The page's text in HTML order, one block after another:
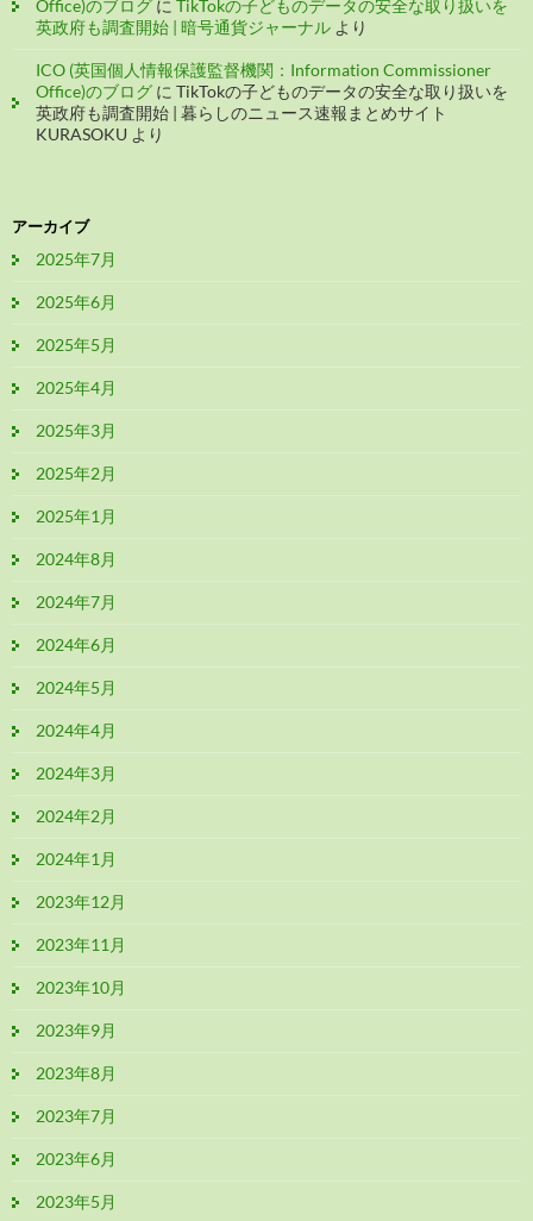
Office)のブログ に TikTokの子どものデータの安全な取り扱いを
英政府も調査開始 | 暗号通貨ジャーナル より
ICO (英国個人情報保護監督機関：Information Commissioner
Office)のブログ に TikTokの子どものデータの安全な取り扱いを
英政府も調査開始 | 暮らしのニュース速報まとめサイト
KURASOKU より
アーカイブ
2025年7月
2025年6月
2025年5月
2025年4月
2025年3月
2025年2月
2025年1月
2024年8月
2024年7月
2024年6月
2024年5月
2024年4月
2024年3月
2024年2月
2024年1月
2023年12月
2023年11月
2023年10月
2023年9月
2023年8月
2023年7月
2023年6月
2023年5月